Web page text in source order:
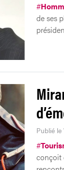
#
de ses
Publié
#
conçoit